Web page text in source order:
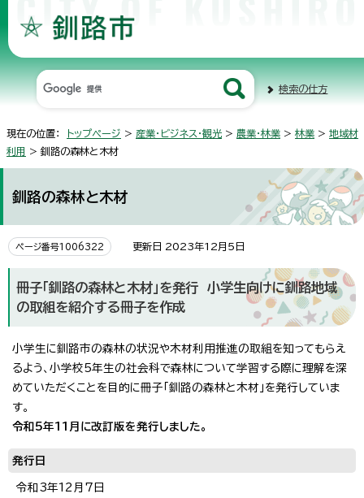
検索の仕方
現在の位置： トップページ > 産業・ビジネス・観光 > 農業・林業 > 林業 > 地域材
利用
> 釧路の森林と木材
釧路の森林と木材
ページ番号1006322 更新日 2023年12月5日
冊子「釧路の森林と木材」を発行 小学生向けに釧路地域
の取組を紹介する冊子を作成
小学生に釧路市の森林の状況や木材利用推進の取組を知ってもらえ
るよう、小学校5年生の社会科で森林について学習する際に理解を深
めていただくことを目的に冊子「釧路の森林と木材」を発行していま
す。
令和5年11月に改訂版を発行しました。
発行日
令和3年12月7日